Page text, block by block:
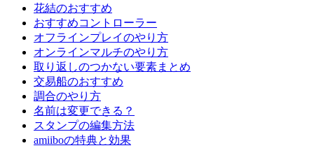
花結のおすすめ
おすすめコントローラー
オフラインプレイのやり方
オンラインマルチのやり方
取り返しのつかない要素まとめ
交易船のおすすめ
調合のやり方
名前は変更できる？
スタンプの編集方法
amiiboの特典と効果